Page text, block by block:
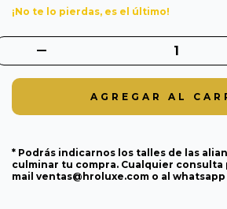
¡No te lo pierdas, es el último!
* Podrás indicarnos los talles de las
culminar tu compra. Cualquier consulta
mail ventas@hroluxe.com o al whatsapp